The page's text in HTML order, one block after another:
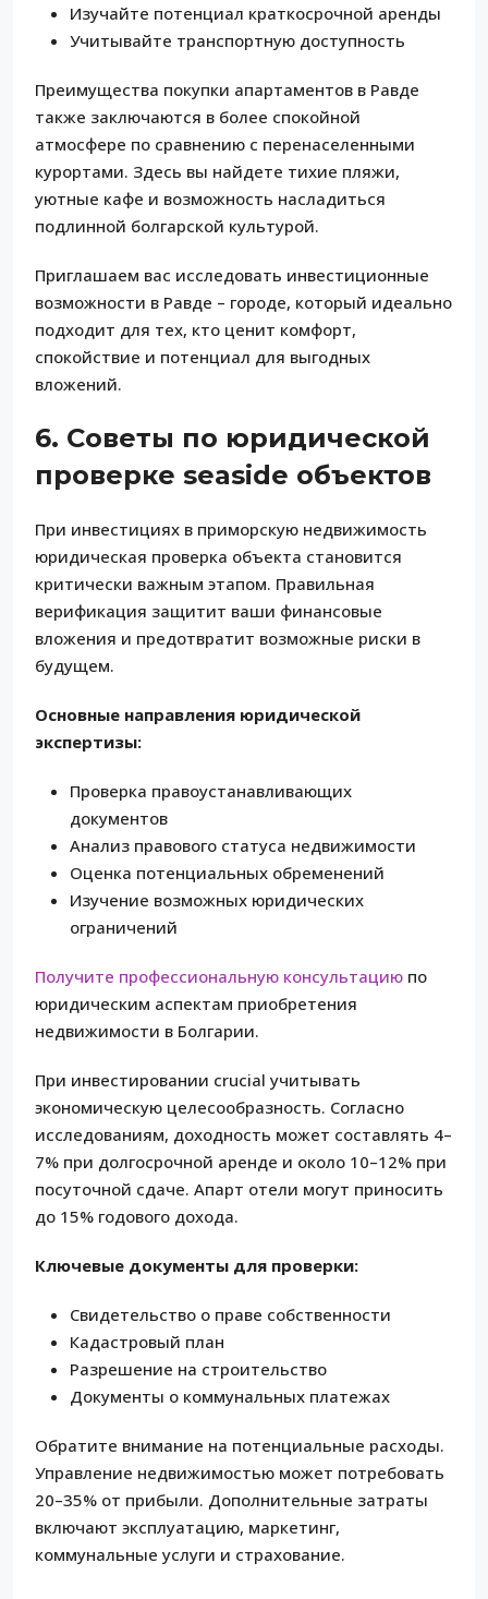
Изучайте потенциал краткосрочной аренды
Учитывайте транспортную доступность
Преимущества покупки апартаментов в Равде
также заключаются в более спокойной
атмосфере по сравнению с перенаселенными
курортами. Здесь вы найдете тихие пляжи,
уютные кафе и возможность насладиться
подлинной болгарской культурой.
Приглашаем вас исследовать инвестиционные
возможности в Равде – городе, который идеально
подходит для тех, кто ценит комфорт,
спокойствие и потенциал для выгодных
вложений.
6. Советы по юридической
проверке seaside объектов
При инвестициях в приморскую недвижимость
юридическая проверка объекта становится
критически важным этапом. Правильная
верификация защитит ваши финансовые
вложения и предотвратит возможные риски в
будущем.
Основные направления юридической
экспертизы:
Проверка правоустанавливающих
документов
Анализ правового статуса недвижимости
Оценка потенциальных обременений
Изучение возможных юридических
ограничений
Получите профессиональную консультацию по
юридическим аспектам приобретения
недвижимости в Болгарии.
При инвестировании crucial учитывать
экономическую целесообразность. Согласно
исследованиям, доходность может составлять 4–
7% при долгосрочной аренде и около 10–12% при
посуточной сдаче. Апарт отели могут приносить
до 15% годового дохода.
Ключевые документы для проверки:
Свидетельство о праве собственности
Кадастровый план
Разрешение на строительство
Документы о коммунальных платежах
Обратите внимание на потенциальные расходы.
Управление недвижимостью может потребовать
20–35% от прибыли. Дополнительные затраты
включают эксплуатацию, маркетинг,
коммунальные услуги и страхование.